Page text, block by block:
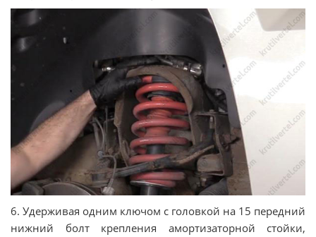
6. Удерживая одним ключом с головкой на 15 передний
нижний болт крепления амортизаторной стойки,